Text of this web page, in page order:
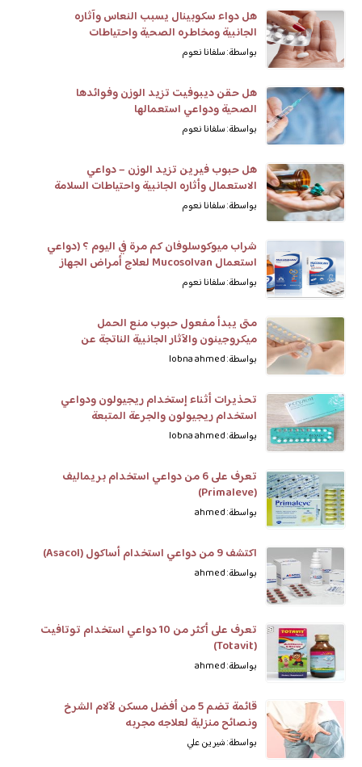
هل دواء سكوبينال يسبب النعاس وآثاره
الجانبية ومخاطره الصحية واحتياطات
الاستعمال
بواسطة: سلفانا نعوم
هل حقن ديبوفيت تزيد الوزن وفوائدها
الصحية ودواعي استعمالها
بواسطة: سلفانا نعوم
هل حبوب فيرين تزيد الوزن – دواعي
الاستعمال وأثاره الجانبية واحتياطات السلامة
بواسطة: سلفانا نعوم
شراب ميوكوسلوفان كم مرة في اليوم ؟ (دواعي
استعمال Mucosolvan لعلاج أمراض الجهاز
التنفسي)
بواسطة: سلفانا نعوم
متى يبدأ مفعول حبوب منع الحمل
ميكروجينون والآثار الجانبية الناتجة عن
الاستخدام
بواسطة: lobna ahmed
تحذيرات أثناء إستخدام ريجيولون ودواعي
استخدام ريجيولون والجرعة المتبعة
بواسطة: lobna ahmed
تعرف على 6 من دواعي استخدام بريماليف
(Primaleve)
بواسطة: ahmed
اكتشف 9 من دواعي استخدام أساكول (Asacol)
بواسطة: ahmed
تعرف على أكثر من 10 دواعي استخدام توتافيت
(Totavit)
بواسطة: ahmed
قائمة تضم 5 من أفضل مسكن لآلام الشرخ
ونصائح منزلية لعلاجه مجربه
بواسطة: شيرين علي